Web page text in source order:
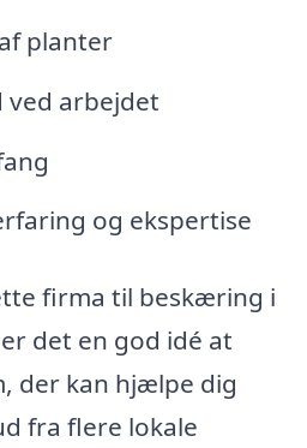
planter
arbejdet
og ekspertise
firma til beskæring i
det en god idé at
der kan hjælpe dig
fra flere lokale